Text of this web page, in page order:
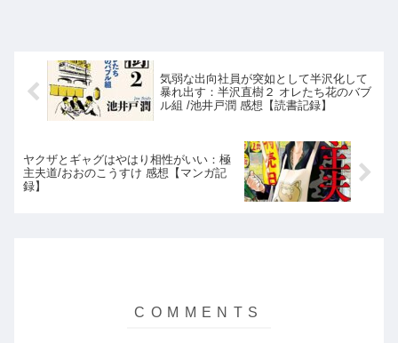
気弱な出向社員が突如として半沢化して
暴れ出す：半沢直樹２ オレたち花のバブ
ル組 /池井戸潤 感想【読書記録】
ヤクザとギャグはやはり相性がいい：極
主夫道/おおのこうすけ 感想【マンガ記
録】